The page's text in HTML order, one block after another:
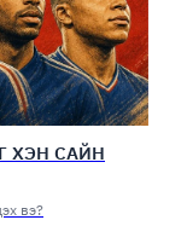
ХЭН САЙН
вэ?